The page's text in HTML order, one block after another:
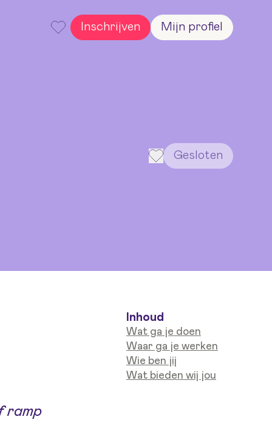
Inschrijven Mijn profiel
Gesloten
ramp
Inhoud
Wat ga je doen
Waar ga je werken
Wie ben jij
Wat bieden wij jou